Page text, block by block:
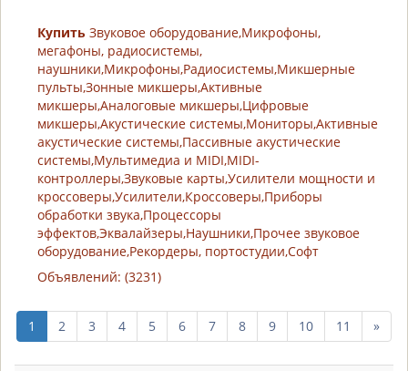
Купить Звуковое оборудование,Микрофоны,
мегафоны, радиосистемы,
наушники,Микрофоны,Радиосистемы,Микшерные
пульты,Зонные микшеры,Активные
микшеры,Аналоговые микшеры,Цифровые
микшеры,Акустические системы,Мониторы,Активные
акустические системы,Пассивные акустические
системы,Мультимедиа и MIDI,MIDI-
контроллеры,Звуковые карты,Усилители мощности и
кроссоверы,Усилители,Кроссоверы,Приборы
обработки звука,Процессоры
эффектов,Эквалайзеры,Наушники,Прочее звуковое
оборудование,Рекордеры, портостудии,Софт
Объявлений: (3231)
1 2 3 4 5 6 7 8 9 10 11 »
10